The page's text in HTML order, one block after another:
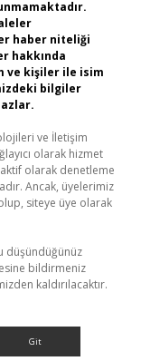
haber niteliği
hakkında
ve kişiler ile isim
bilgiler
ve İletişim
olarak hizmet
olarak denetleme
Ancak, üyelerimiz
siteye üye olarak
düşündüğünüz
bildirmeniz
kaldırılacaktır.